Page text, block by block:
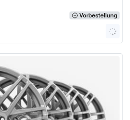
Vorbestellung